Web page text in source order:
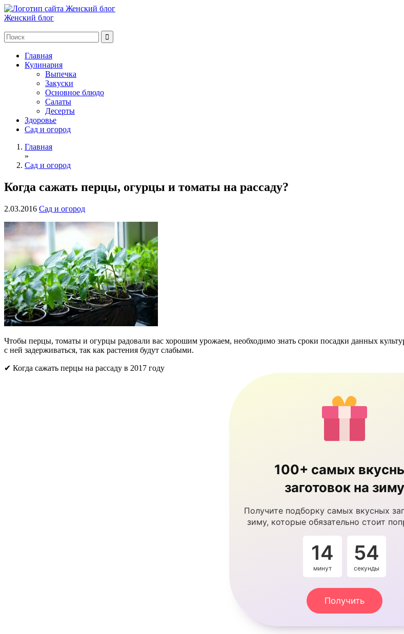
Женский блог
Главная
Кулинария
Выпечка
Закуски
Основное блюдо
Салаты
Десерты
Здоровье
Сад и огород
Главная
»
Сад и огород
Когда сажать перцы, огурцы и томаты на рассаду?
2.03.2016 Сад и огород
Чтобы перцы, томаты и огурцы радовали вас хорошим урожаем, необходимо знать сроки посадки данных
с ней задерживаться, так как растения будут слабыми.
✔ Когда сажать перцы на рассаду в 2017 году
100+ самых
заготовок на зиму
Получите подборку самых вкусных
зиму, которые обязательно стоит
14
минут
53
секунды
Получить